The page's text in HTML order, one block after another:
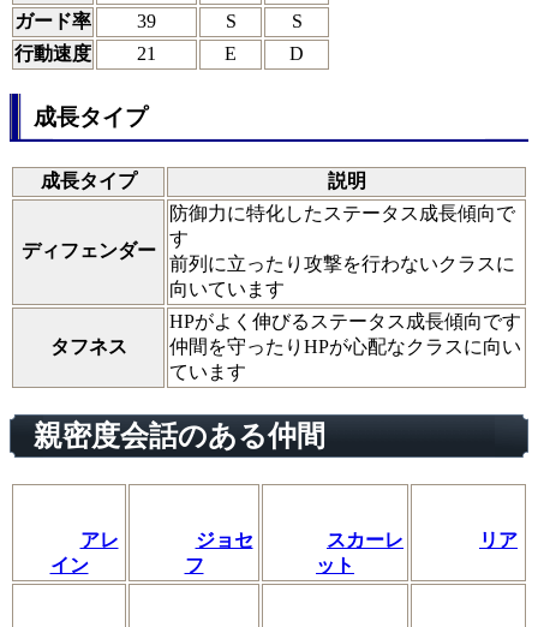
ガード率
39 S
S
行動速度
21 E D
成長タイプ
成長タイプ 説明
ディフェンダー
防御力に特化したステータス成長傾向で
す
前列に立ったり攻撃を行わないクラスに
向いています
タフネス
HPがよく伸びるステータス成長傾向です
仲間を守ったりHPが心配なクラスに向い
ています
親密度会話のある仲間
アレ
イン
ジョセ
フ
スカーレ
ット
リア